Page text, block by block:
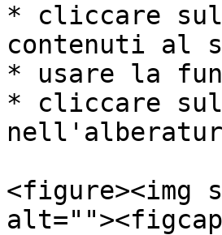
* cliccare
contenuti al
* usare la
* cliccare
<figure><img